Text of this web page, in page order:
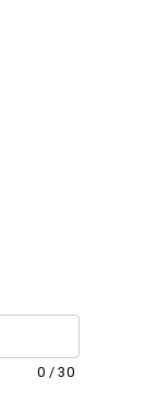
0 /30